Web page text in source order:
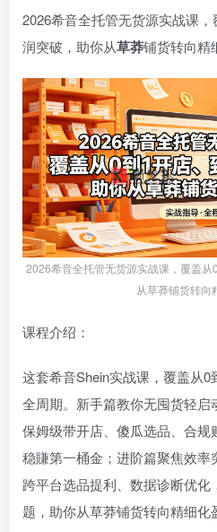
2026希音全托管无货源实战课
润突破，助你从草莽铺货转向精
2026希音全托管无货源实战课，覆盖
从草莽铺货转向
课程介绍：
这套希音Shein实战课，覆盖从
全周期。新手篇教你无囤货轻启
保姆级带开店、傻瓜选品、合规
稳賺第一桶金；进阶篇聚焦效率
跨平台选品提利、数据诊断优
题，助你从草莽铺货转向精细化